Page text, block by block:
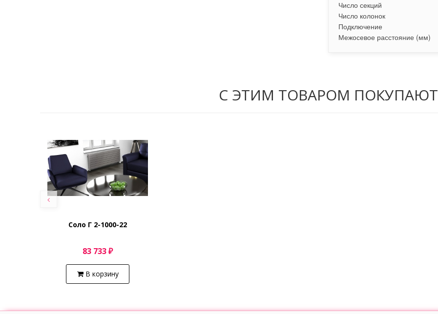
Число секций
Число колонок
Подключение
Межосевое расстояние (мм)
С ЭТИМ ТОВАРОМ ПОКУПАЮТ
Соло Г 2-1000-22
83 733 ₽
В корзину